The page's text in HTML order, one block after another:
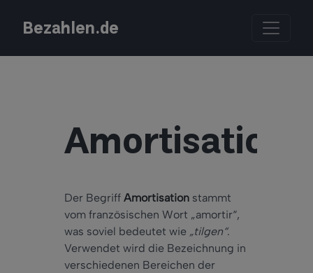
Bezahlen.de
Amortisation
Der Begriff Amortisation stammt
vom französischen Wort „amortir“,
was soviel bedeutet wie „tilgen“.
Verwendet wird die Bezeichnung in
verschiedenen Bereichen der